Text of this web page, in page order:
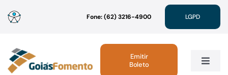
para
conteúdo
Fone: (62) 3216-4900 LGPD
Toggle
Emitir
Boleto